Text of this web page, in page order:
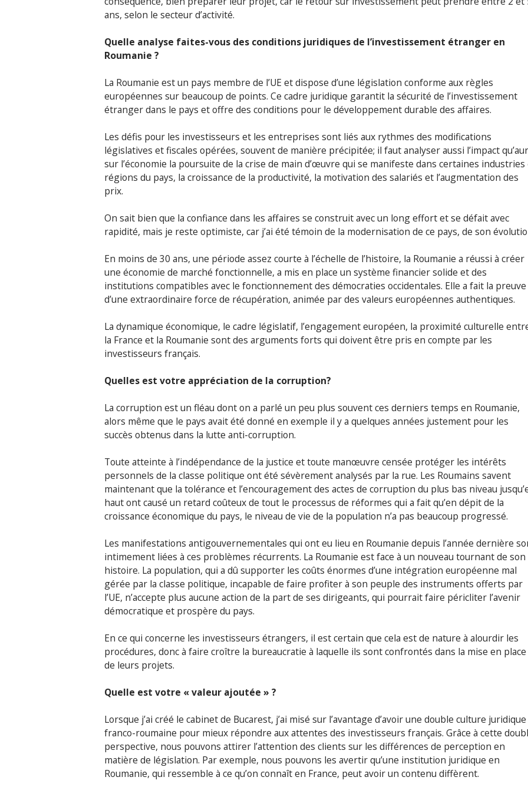
ans, selon le secteur d’activité.
Quelle analyse faites-vous des conditions juridiques de l’investissement étranger en
Roumanie ?
La Roumanie est un pays membre de l’UE et dispose d’une législation conforme aux règles
européennes sur beaucoup de points. Ce cadre juridique garantit la sécurité de l’investissement
étranger dans le pays et offre des conditions pour le développement durable des affaires.
Les défis pour les investisseurs et les entreprises sont liés aux rythmes des modifications
législatives et fiscales opérées, souvent de manière précipitée; il faut analyser aussi l’impact
sur l’économie la poursuite de la crise de main d’œuvre qui se manifeste dans certaines industries
régions du pays, la croissance de la productivité, la motivation des salariés et l’augmentation des
prix.
On sait bien que la confiance dans les affaires se construit avec un long effort et se défait avec
rapidité, mais je reste optimiste, car j’ai été témoin de la modernisation de ce pays, de son
En moins de 30 ans, une période assez courte à l’échelle de l’histoire, la Roumanie a réussi à créer
une économie de marché fonctionnelle, a mis en place un système financier solide et des
institutions compatibles avec le fonctionnement des démocraties occidentales. Elle a fait la preuve
d’une extraordinaire force de récupération, animée par des valeurs européennes authentiques.
La dynamique économique, le cadre législatif, l’engagement européen, la proximité culturelle
la France et la Roumanie sont des arguments forts qui doivent être pris en compte par les
investisseurs français.
Quelles est votre appréciation de la corruption?
La corruption est un fléau dont on a parlé un peu plus souvent ces derniers temps en Roumanie,
alors même que le pays avait été donné en exemple il y a quelques années justement pour les
succès obtenus dans la lutte anti-corruption.
Toute atteinte à l’indépendance de la justice et toute manœuvre censée protéger les intérêts
personnels de la classe politique ont été sévèrement analysés par la rue. Les Roumains savent
maintenant que la tolérance et l’encouragement des actes de corruption du plus bas niveau
haut ont causé un retard coûteux de tout le processus de réformes qui a fait qu’en dépit de la
croissance économique du pays, le niveau de vie de la population n’a pas beaucoup progressé.
Les manifestations antigouvernementales qui ont eu lieu en Roumanie depuis l’année dernière
intimement liées à ces problèmes récurrents. La Roumanie est face à un nouveau tournant de son
histoire. La population, qui a dû supporter les coûts énormes d’une intégration européenne mal
gérée par la classe politique, incapable de faire profiter à son peuple des instruments offerts par
l’UE, n’accepte plus aucune action de la part de ses dirigeants, qui pourrait faire péricliter l’avenir
démocratique et prospère du pays.
En ce qui concerne les investisseurs étrangers, il est certain que cela est de nature à alourdir les
procédures, donc à faire croître la bureaucratie à laquelle ils sont confrontés dans la mise en place
de leurs projets.
Quelle est votre « valeur ajoutée » ?
Lorsque j’ai créé le cabinet de Bucarest, j’ai misé sur l’avantage d’avoir une double culture juridique
franco-roumaine pour mieux répondre aux attentes des investisseurs français. Grâce à cette
perspective, nous pouvons attirer l’attention des clients sur les différences de perception en
matière de législation. Par exemple, nous pouvons les avertir qu’une institution juridique en
Roumanie, qui ressemble à ce qu’on connaît en France, peut avoir un contenu diffèrent.